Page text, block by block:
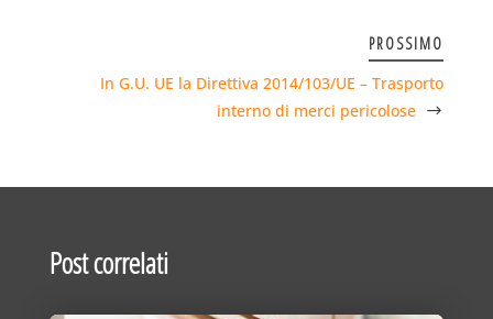
PROSSIMO
In G.U. UE la Direttiva 2014/103/UE – Trasporto
interno di merci pericolose
Post correlati